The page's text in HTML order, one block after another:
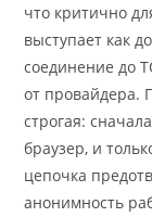
что критично
выступает как
соединение до
от провайдера.
строгая:
браузер, и
цепочка
анонимность